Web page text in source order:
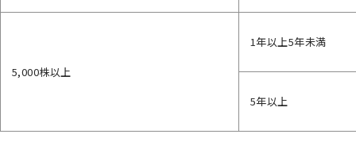
5,000株以上
1年以上5年未満
5年以上